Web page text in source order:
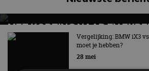
MET KORTING NAAR EV
AUTORAI REGELT HET!
EV Experience 2026 van 24 tot 26
Vergelijking: BMW iX3
moet je hebben?
28 mei